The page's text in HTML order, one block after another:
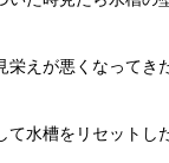
栄えが悪くなってき
て水槽をリセットし